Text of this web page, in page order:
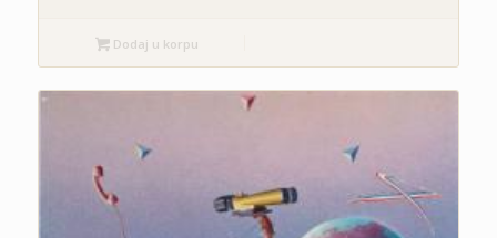
Dodaj u korpu